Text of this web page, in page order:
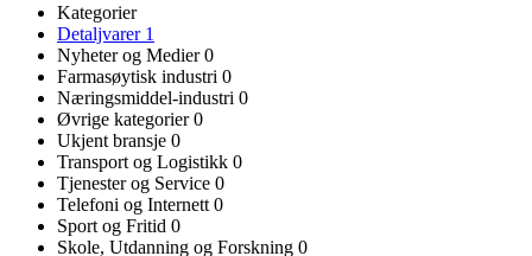
Kategorier
Detaljvarer 1
Nyheter og Medier0
Farmasøytisk industri 0
Næringsmiddel-industri 0
Øvrige kategorier0
Ukjent bransje 0
Transport og Logistikk 0
Tjenester og Service 0
Telefoni og Internett 0
Sport og Fritid 0
Skole, Utdanning og Forskning 0